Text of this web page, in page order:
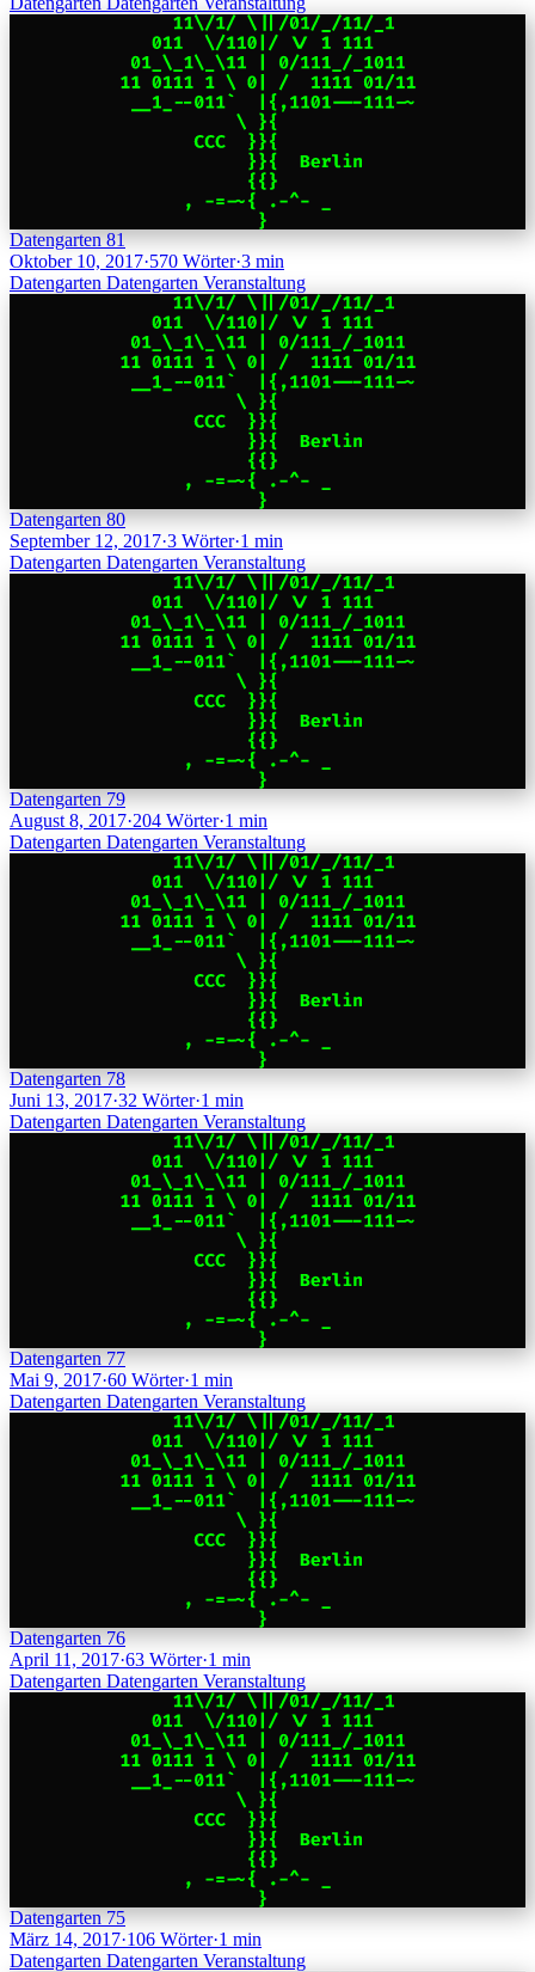
Datengarten 81
Oktober 10, 2017·570 Wörter·3 min
Datengarten Datengarten Veranstaltung
Datengarten 80
September 12, 2017·3 Wörter·1 min
Datengarten Datengarten Veranstaltung
Datengarten 79
August 8, 2017·204 Wörter·1 min
Datengarten Datengarten Veranstaltung
Datengarten 78
Juni 13, 2017·32 Wörter·1 min
Datengarten Datengarten Veranstaltung
Datengarten 77
Mai 9, 2017·60 Wörter·1 min
Datengarten Datengarten Veranstaltung
Datengarten 76
April 11, 2017·63 Wörter·1 min
Datengarten Datengarten Veranstaltung
Datengarten 75
März 14, 2017·106 Wörter·1 min
Datengarten Datengarten Veranstaltung